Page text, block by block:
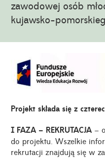
zawodowej osób
kujawsko-
Projekt składa się z
I FAZA – REKRUTACJA –
do projektu. Wszelkie
rekrutacji znajdują się w